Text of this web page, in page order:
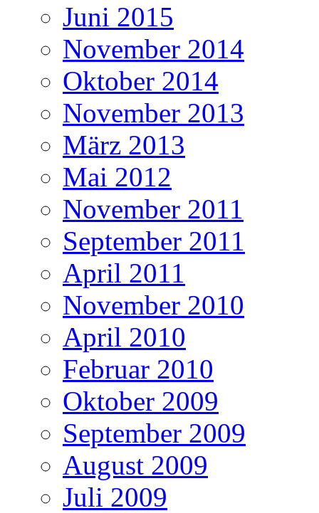
Juni 2015
November 2014
Oktober 2014
November 2013
März 2013
Mai 2012
November 2011
September 2011
April 2011
November 2010
April 2010
Februar 2010
Oktober 2009
September 2009
August 2009
Juli 2009